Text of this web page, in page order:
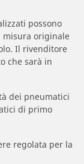
possono
originale
Il rivenditore
che sarà in
dei pneumatici
di primo
regolata per la